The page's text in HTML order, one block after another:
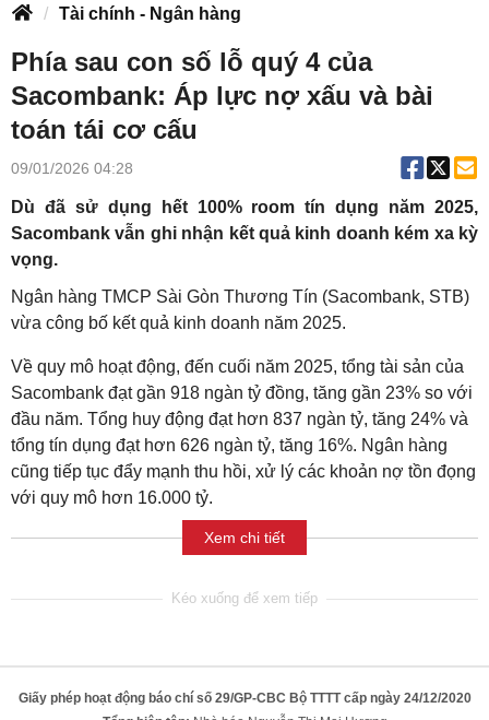
Tài chính - Ngân hàng
Phía sau con số lỗ quý 4 của
Sacombank: Áp lực nợ xấu và bài
toán tái cơ cấu
09/01/2026 04:28
Dù đã sử dụng hết 100% room tín dụng năm 2025,
Sacombank vẫn ghi nhận kết quả kinh doanh kém xa kỳ
vọng.
Ngân hàng TMCP Sài Gòn Thương Tín (Sacombank, STB)
vừa công bố kết quả kinh doanh năm 2025.
Về quy mô hoạt động, đến cuối năm 2025, tổng tài sản của
Sacombank đạt gần 918 ngàn tỷ đồng, tăng gần 23% so với
đầu năm. Tổng huy động đạt hơn 837 ngàn tỷ, tăng 24% và
tổng tín dụng đạt hơn 626 ngàn tỷ, tăng 16%. Ngân hàng
cũng tiếp tục đẩy mạnh thu hồi, xử lý các khoản nợ tồn đọng
với quy mô hơn 16.000 tỷ.
Xem chi tiết
Giấy phép hoạt động báo chí số 29/GP-CBC Bộ TTTT cấp ngày 24/12/2020